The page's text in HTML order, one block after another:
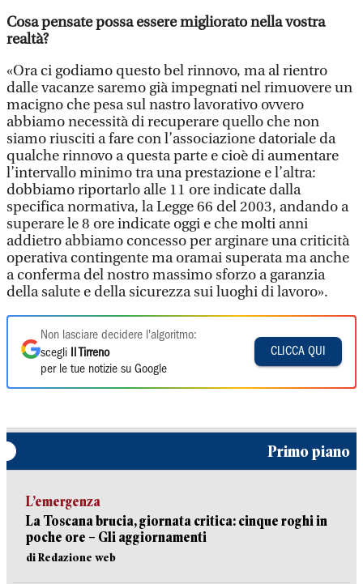
Cosa pensate possa essere migliorato nella vostra
realtà?
«Ora ci godiamo questo bel rinnovo, ma al rientro
dalle vacanze saremo già impegnati nel rimuovere un
macigno che pesa sul nastro lavorativo ovvero
abbiamo necessità di recuperare quello che non
siamo riusciti a fare con l’associazione datoriale da
qualche rinnovo a questa parte e cioè di aumentare
l’intervallo minimo tra una prestazione e l’altra:
dobbiamo riportarlo alle 11 ore indicate dalla
specifica normativa, la Legge 66 del 2003, andando a
superare le 8 ore indicate oggi e che molti anni
addietro abbiamo concesso per arginare una criticità
operativa contingente ma oramai superata ma anche
a conferma del nostro massimo sforzo a garanzia
della salute e della sicurezza sui luoghi di lavoro».
Non lasciare decidere l'algoritmo:
scegli
Il Tirreno
per le tue notizie su Google
CLICCA QUI
Primo piano
L’emergenza
La Toscana brucia, giornata critica: cinque roghi in
poche ore – Gli aggiornamenti
di Redazione web